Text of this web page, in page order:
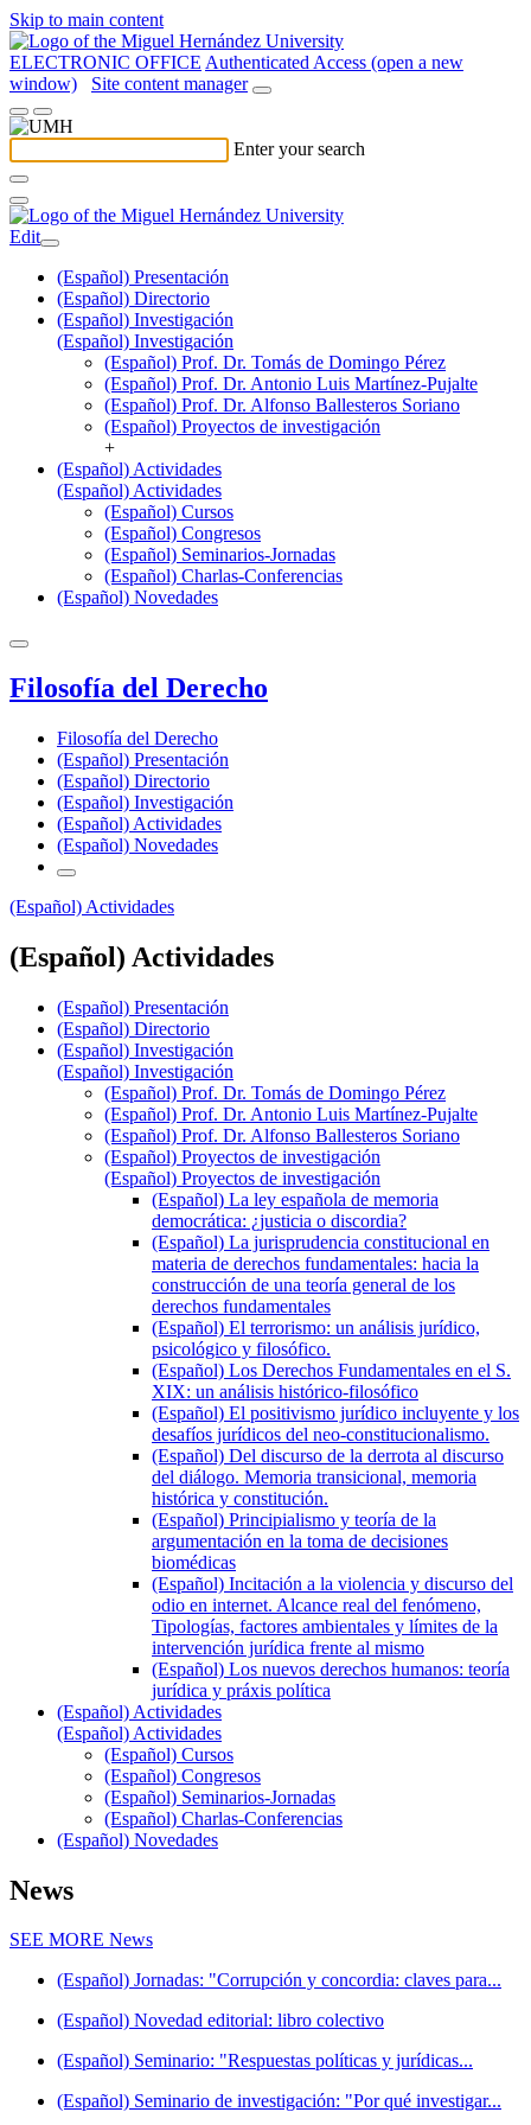
Skip to main content
ELECTRONIC OFFICE Authenticated Access (open a new
window)
Site content manager
Enter your search
Edit
(Español) Presentación
(Español) Directorio
(Español) Investigación
(Español) Investigación
(Español) Prof. Dr. Tomás de Domingo Pérez
(Español) Prof. Dr. Antonio Luis Martínez-Pujalte
(Español) Prof. Dr. Alfonso Ballesteros Soriano
(Español) Proyectos de investigación
+
(Español) Actividades
(Español) Actividades
(Español) Cursos
(Español) Congresos
(Español) Seminarios-Jornadas
(Español) Charlas-Conferencias
(Español) Novedades
Filosofía del Derecho
Filosofía del Derecho
(Español) Presentación
(Español) Directorio
(Español) Investigación
(Español) Actividades
(Español) Novedades
(Español) Actividades
(Español) Actividades
(Español) Presentación
(Español) Directorio
(Español) Investigación
(Español) Investigación
(Español) Prof. Dr. Tomás de Domingo Pérez
(Español) Prof. Dr. Antonio Luis Martínez-Pujalte
(Español) Prof. Dr. Alfonso Ballesteros Soriano
(Español) Proyectos de investigación
(Español) Proyectos de investigación
(Español) La ley española de memoria
democrática: ¿justicia o discordia?
(Español) La jurisprudencia constitucional en
materia de derechos fundamentales: hacia la
construcción de una teoría general de los
derechos fundamentales
(Español) El terrorismo: un análisis jurídico,
psicológico y filosófico.
(Español) Los Derechos Fundamentales en el S.
XIX: un análisis histórico-filosófico
(Español) El positivismo jurídico incluyente y los
desafíos jurídicos del neo-constitucionalismo.
(Español) Del discurso de la derrota al discurso
del diálogo. Memoria transicional, memoria
histórica y constitución.
(Español) Principialismo y teoría de la
argumentación en la toma de decisiones
biomédicas
(Español) Incitación a la violencia y discurso del
odio en internet. Alcance real del fenómeno,
Tipologías, factores ambientales y límites de la
intervención jurídica frente al mismo
(Español) Los nuevos derechos humanos: teoría
jurídica y práxis política
(Español) Actividades
(Español) Actividades
(Español) Cursos
(Español) Congresos
(Español) Seminarios-Jornadas
(Español) Charlas-Conferencias
(Español) Novedades
News
SEE MORE News
(Español) Jornadas: "Corrupción y concordia: claves para...
(Español) Novedad editorial: libro colectivo
(Español) Seminario: "Respuestas políticas y jurídicas...
(Español) Seminario de investigación: "Por qué investigar...